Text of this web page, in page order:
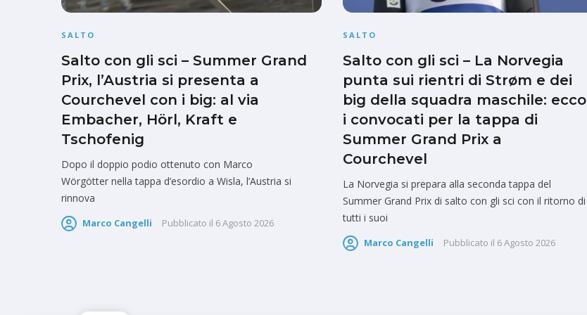
SALTO
Salto con gli sci – Summer Grand
Prix, l’Austria si presenta a
Courchevel con i big: al via
Embacher, Hörl, Kraft e
Tschofenig
Dopo il doppio podio ottenuto con Marco
Wörgötter nella tappa d’esordio a Wisla, l’Austria si
rinnova
Marco Cangelli Pubblicato il 6 Agosto 2026
SALTO
Salto con gli sci – La Norvegia
punta sui rientri di Strøm e dei
big della squadra maschile: ecco
i convocati per la tappa di
Summer Grand Prix a
Courchevel
La Norvegia si prepara alla seconda tappa del
Summer Grand Prix di salto con gli sci con il ritorno di
tutti i suoi
Marco Cangelli Pubblicato il 6 Agosto 2026